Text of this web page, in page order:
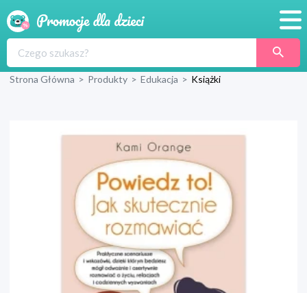
Produkty
Blog
Wyprawka
Strona Główna > Produkty > Edukacja > Książki